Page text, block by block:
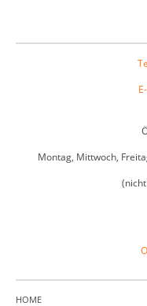
Montag, Mittwoch,
HOME